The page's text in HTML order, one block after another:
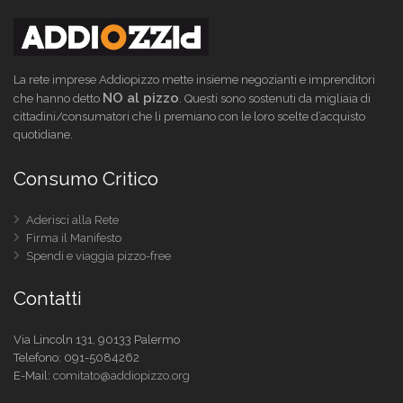
La rete imprese Addiopizzo mette insieme negozianti e imprenditori
che hanno detto NO al pizzo. Questi sono sostenuti da migliaia di
cittadini/consumatori che li premiano con le loro scelte d’acquisto
quotidiane.
Consumo Critico
Aderisci alla Rete
Firma il Manifesto
Spendi e viaggia pizzo-free
Contatti
Via Lincoln 131, 90133 Palermo
Telefono: 091-5084262
E-Mail: comitato@addiopizzo.org